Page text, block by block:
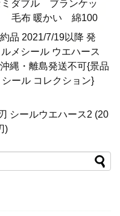
ダブル ブランケッ
毛布 暖かい 綿100
品 2021/7/19以降 発
メシール ウエハース
縄・離島発送不可{景品
ール コレクション}
シールウエハース2 (20
)